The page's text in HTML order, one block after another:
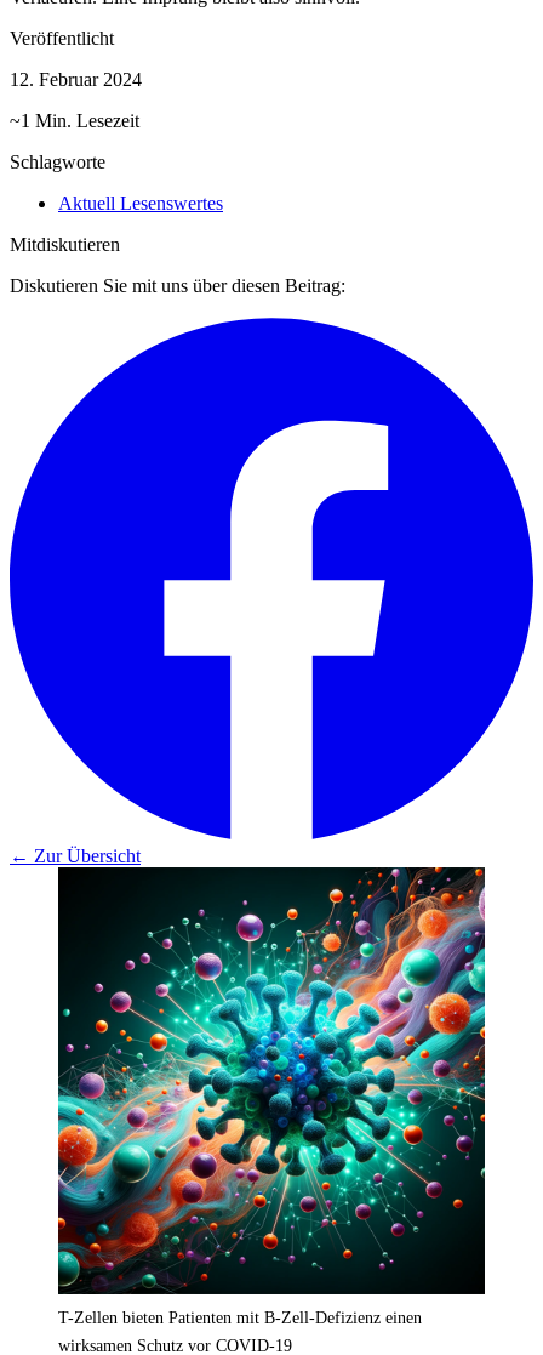
Veröffentlicht
12. Februar 2024
~1 Min. Lesezeit
Schlagworte
Aktuell Lesenswertes
Mitdiskutieren
Diskutieren Sie mit uns über diesen Beitrag:
← Zur Übersicht
T-Zellen bieten Patienten mit B-Zell-Defizienz einen
wirksamen Schutz vor COVID-19